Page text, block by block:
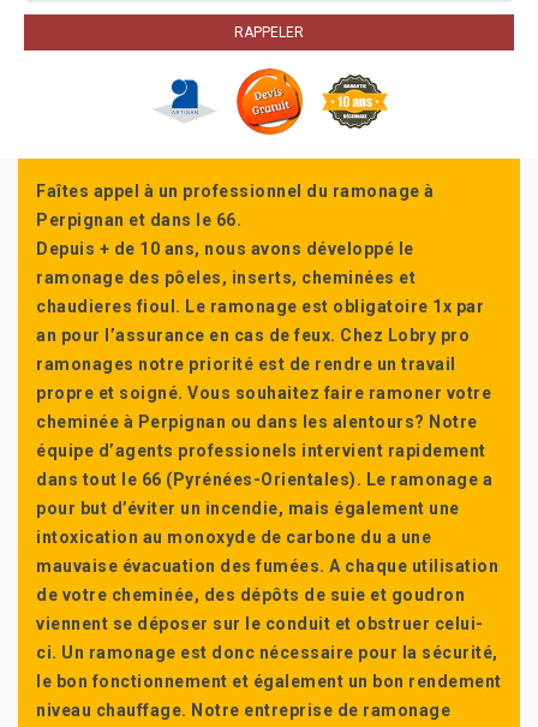
Faîtes appel à un professionnel du ramonage à
Perpignan et dans le 66.
Depuis + de 10 ans, nous avons développé le
ramonage des pôeles, inserts, cheminées et
chaudieres fioul. Le ramonage est obligatoire 1x par
an pour l’assurance en cas de feux. Chez Lobry pro
ramonages notre priorité est de rendre un travail
propre et soigné. Vous souhaitez faire ramoner votre
cheminée à Perpignan ou dans les alentours? Notre
équipe d’agents professionels intervient rapidement
dans tout le 66 (Pyrénées-Orientales). Le ramonage a
pour but d’éviter un incendie, mais également une
intoxication au monoxyde de carbone du a une
mauvaise évacuation des fumées. A chaque utilisation
de votre cheminée, des dépôts de suie et goudron
viennent se déposer sur le conduit et obstruer celui-
ci. Un ramonage est donc nécessaire pour la sécurité,
le bon fonctionnement et également un bon rendement
niveau chauffage. Notre entreprise de ramonage